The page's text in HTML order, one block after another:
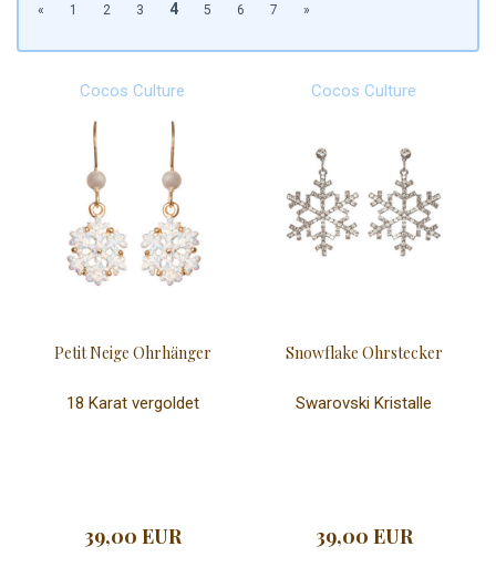
«
1 2 3 4 5 6 7 »
Cocos Culture
Petit Neige Ohrhänger
18 Karat vergoldet
39,00 EUR
Cocos Culture
Snowflake Ohrstecker
Swarovski Kristalle
39,00 EUR